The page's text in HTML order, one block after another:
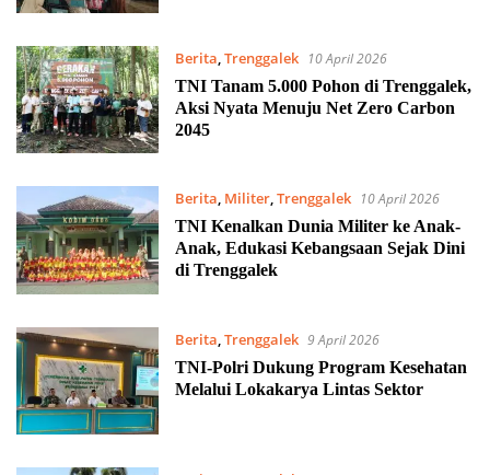
Berita Trenggalek
10 April 2026
TNI Tanam 5.000 Pohon di Trenggalek,
Aksi Nyata Menuju Net Zero Carbon
2045
Berita, Militer,Trenggalek
10 April 2026
TNI Kenalkan Dunia Militer ke Anak-
Anak, Edukasi Kebangsaan Sejak Dini
di Trenggalek
Berita Trenggalek 9 April 2026
TNI-Polri Dukung Program Kesehatan
Melalui Lokakarya Lintas Sektor